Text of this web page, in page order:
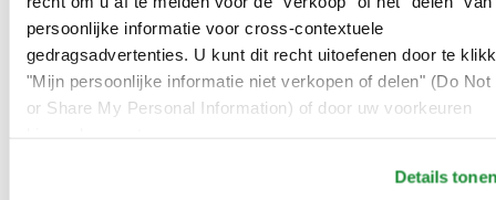
persoonlijke informatie voor cross-contextuele
gedragsadvertenties. U kunt dit recht uitoefenen door te
"Mijn persoonlijke informatie niet verkopen of delen" (Do Not
or Share My Personal Information) of door uw voorkeuren
Details
Dutch
Français
China
English
简体中文
Denmark